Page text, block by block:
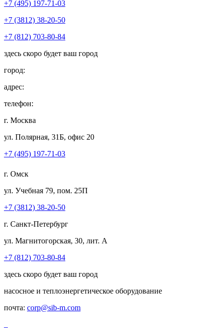
+7 (495) 197-71-03
+7 (3812) 38-20-50
+7 (812) 703-80-84
здесь скоро будет ваш город
город:
адрес:
телефон:
г. Москва
ул. Полярная, 31Б, офис 20
+7 (495) 197-71-03
г. Омск
ул. Учебная 79, пом. 25П
+7 (3812) 38-20-50
г. Санкт-Петербург
ул. Магнитогорская, 30, лит. А
+7 (812) 703-80-84
здесь скоро будет ваш город
насосное и теплоэнергетическое оборудование
почта: corp@sib-m.com